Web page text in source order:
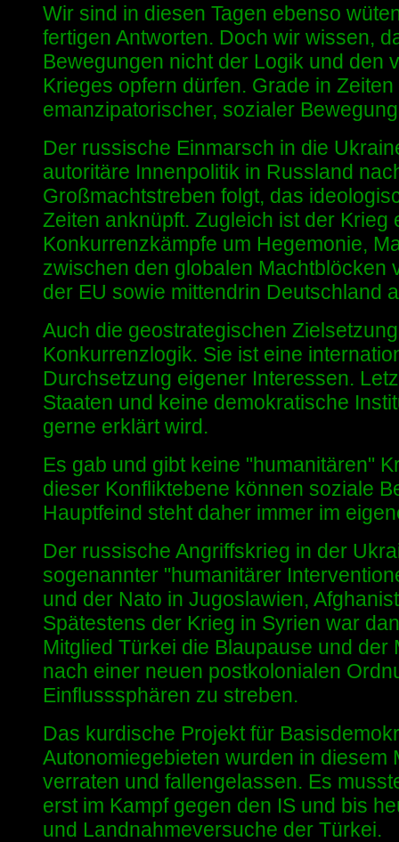
Wir sind in diesen Tagen ebenso
fertigen Antworten. Doch wir wissen,
Bewegungen nicht der Logik und den
Krieges opfern dürfen. Grade in
emanzipatorischer, sozialer
Der russische Einmarsch in die
autoritäre Innenpolitik in Russland
Großmachtstreben folgt, das
Zeiten anknüpft. Zugleich ist der
Konkurrenzkämpfe um Hegemonie,
zwischen den globalen Machtblöcken
der EU sowie mittendrin Deutschland
Auch die geostrategischen
Konkurrenzlogik. Sie ist eine
Durchsetzung eigener Interessen.
Staaten und keine demokratische
gerne erklärt wird.
Es gab und gibt keine "humanitären"
dieser Konfliktebene können soziale
Hauptfeind steht daher immer im
Der russische Angriffskrieg in der
sogenannter "humanitärer
und der Nato in Jugoslawien,
Spätestens der Krieg in Syrien war
Mitglied Türkei die Blaupause und
nach einer neuen postkolonialen
Einflusssphären zu streben.
Das kurdische Projekt für
Autonomiegebieten wurden in diesem
verraten und fallengelassen. Es
erst im Kampf gegen den IS und bis
und Landnahmeversuche der Türkei.